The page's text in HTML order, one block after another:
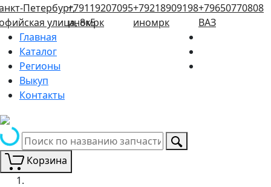
Петербург,
улица, 8к5
+79119207095
иномрк
+79218909198
иномрк
+79650770808
ВАЗ
Главная
Каталог
Регионы
Выкуп
Контакты
Корзина